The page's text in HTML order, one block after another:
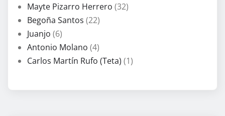
Mayte Pizarro Herrero (32)
Begoña Santos (22)
Juanjo (6)
Antonio Molano (4)
Carlos Martín Rufo (Teta) (1)